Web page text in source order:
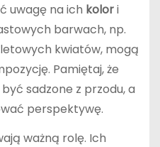
uwagę na ich kolori
barwach, np.
kwiatów, mogą
Pamiętaj, że
sadzone z przodu, a
perspektywę.
ważną rolę. Ich